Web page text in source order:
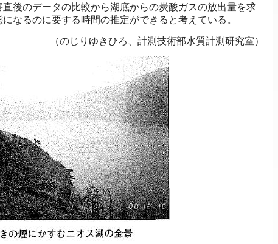
後のデータの比較から湖底からの炭酸ガスの放出量を求
なるのに要する時間の推定ができると考えている。
（のじりゆきひろ、計測技術部水質計測研究室）